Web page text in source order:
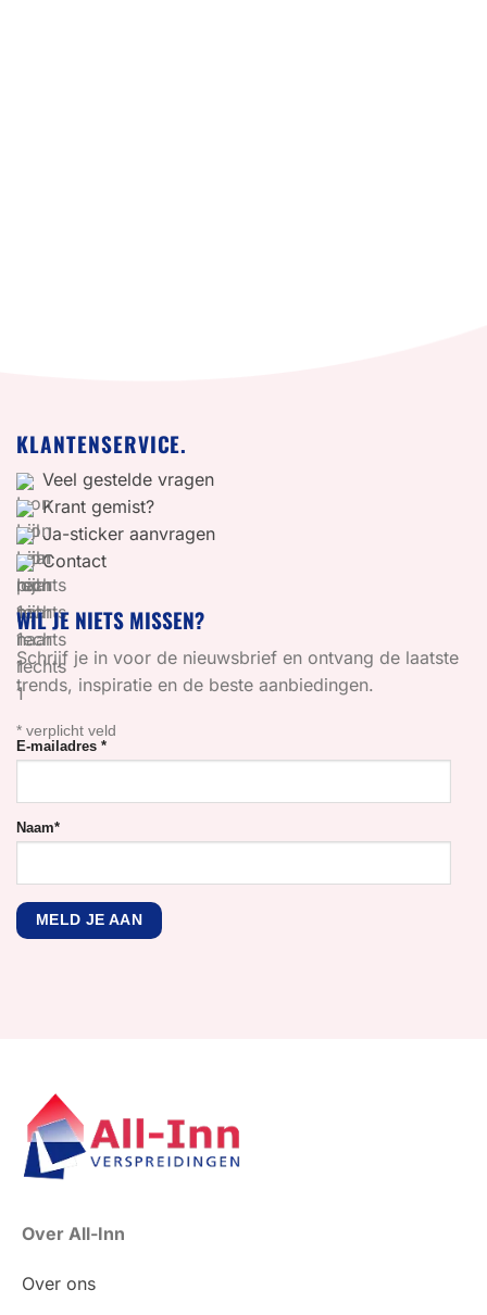
KLANTENSERVICE.
Veel gestelde vragen
Krant gemist?
Ja-sticker aanvragen
Contact
WIL JE NIETS MISSEN?
Schrijf je in voor de nieuwsbrief en ontvang de laatste
trends, inspiratie en de beste aanbiedingen.
* verplicht veld
E-mailadres *
Naam*
Over All-Inn
Over ons